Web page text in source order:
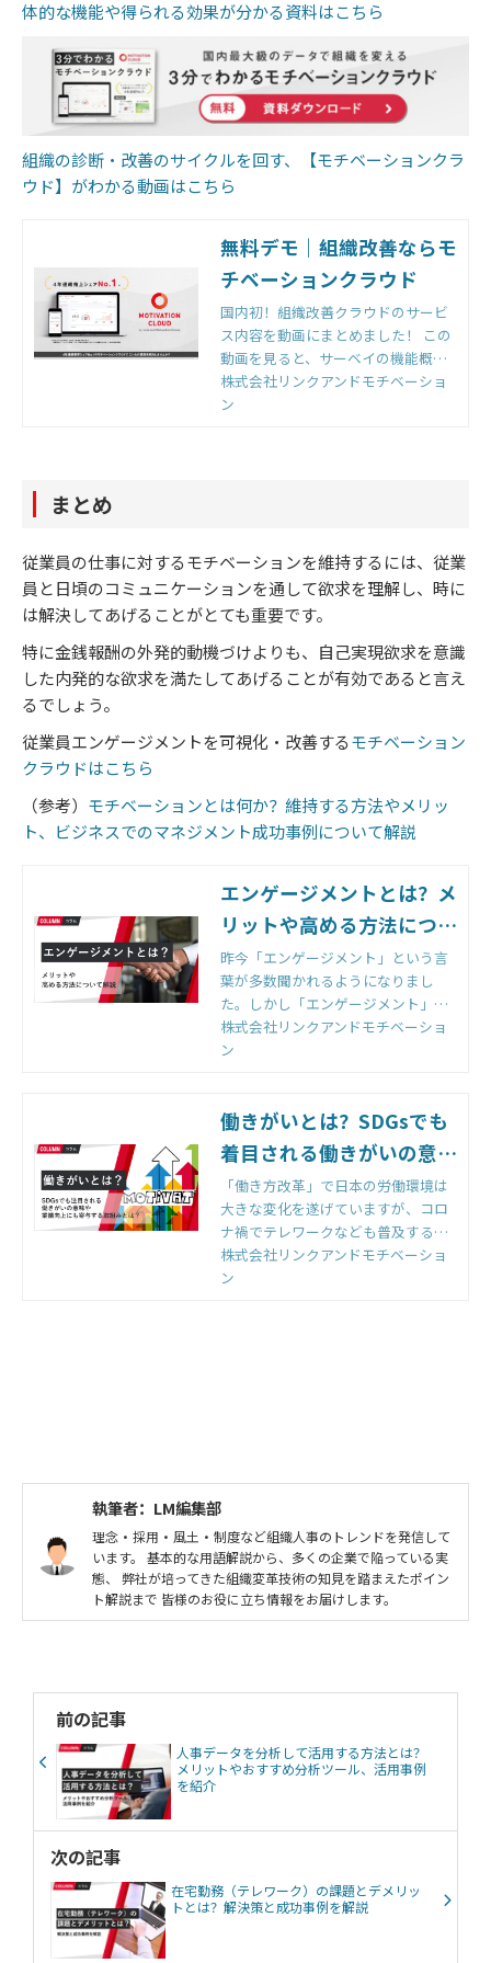
体的な機能や得られる効果が分かる資料はこちら
組織の診断・改善のサイクルを回す、【モチベーションクラ
ウド】がわかる動画はこちら
無料デモ｜組織改善ならモ
チベーションクラウド
国内初！組織改善クラウドのサービ
ス内容を動画にまとめました！ この
動画を見ると、サーベイの機能概要
（パルス機能など）、組織改善サポ
ート内容、オンラインサポートコン
株式会社リンクアンドモチベーショ
ン
まとめ
従業員の仕事に対するモチベーションを維持するには、従業
員と日頃のコミュニケーションを通して欲求を理解し、時に
は解決してあげることがとても重要です。
特に金銭報酬の外発的動機づけよりも、自己実現欲求を意識
した内発的な欲求を満たしてあげることが有効であると言え
るでしょう。
従業員エンゲージメントを可視化・改善する​​​​​​​モチベーション
クラウドはこちら
（参考） モチベーションとは何か？維持する方法やメリッ
ト、ビジネスでのマネジメント成功事例について解説
エンゲージメントとは？メ
リットや高める方法につい
て解説｜組織改善ならモチ
ベーションクラウド | 株式
会社リンクアンドモチベー
ション
昨今「エンゲージメント」という言
葉が多数聞かれるようになりまし
た。しかし「エンゲージメント」と
一言で言っても、その意味は広義に
渡ります。何故、今のこの時代に
株式会社リンクアンドモチベーショ
ン
働きがいとは？SDGsでも
着目される働きがいの意味
や業績向上にも寄与する取
組みとは？｜組織改善なら
モチベーションクラウド |
株式会社リンクアンドモチ
「働き方改革」で日本の労働環境は
大きな変化を遂げていますが、コロ
ナ禍でテレワークなども普及する
中、時間に縛られる働き方から成果
ややりがいを基準とした働き方に切
株式会社リンクアンドモチベーショ
ン
執筆者：LM編集部
理念・採用・風土・制度など組織人事のトレンドを発信して
います。 基本的な用語解説から、多くの企業で陥っている実
態、 弊社が培ってきた組織変革技術の知見を踏まえたポイン
ト解説まで 皆様のお役に立ち情報をお届けします。
前の記事
人事データを分析して活用する方法とは？
メリットやおすすめ分析ツール、活用事例
を紹介
次の記事
在宅勤務（テレワーク）の課題とデメリッ
トとは？解決策と成功事例を解説